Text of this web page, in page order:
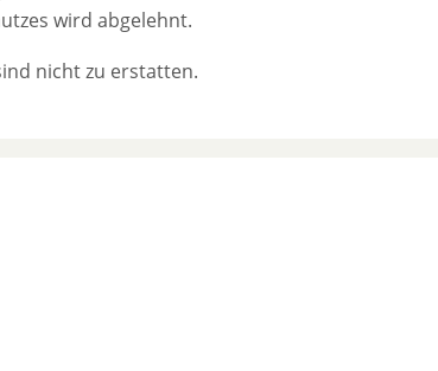
wird abgelehnt.
nicht zu erstatten.